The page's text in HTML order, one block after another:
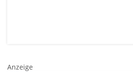
Anzeige